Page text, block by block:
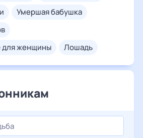
умершая бабушка
для женщины
лошадь